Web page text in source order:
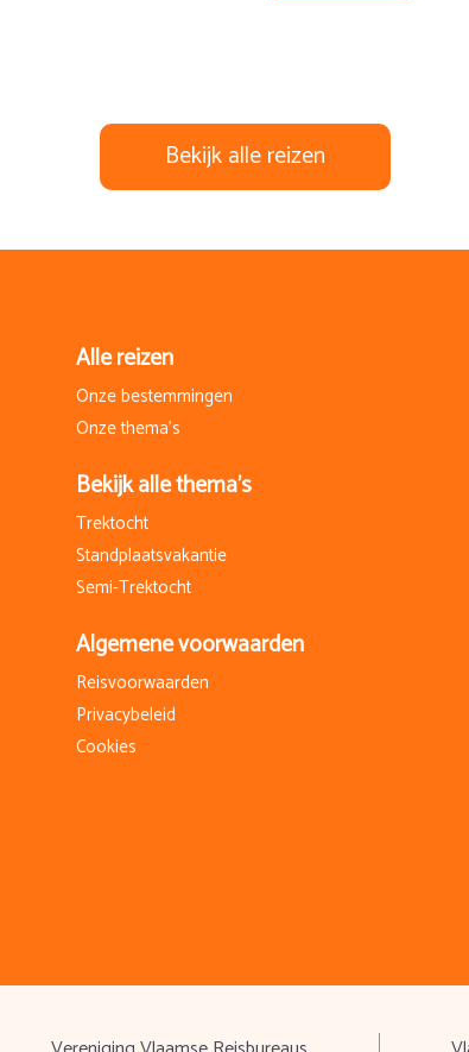
Bekijk alle reizen
Alle reizen
Onze bestemmingen
Onze thema's
Bekijk alle thema's
Trektocht
Standplaatsvakantie
Semi-Trektocht
Algemene voorwaarden
Reisvoorwaarden
Privacybeleid
Cookies